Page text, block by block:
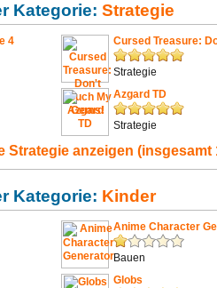
Kategorie: Strategie
4 Cursed Treasure:
Strategie
Azgard TD
Strategie
Strategie anzeigen (insgesamt
Kategorie: Kinder
Anime Character
Bauen
Globs